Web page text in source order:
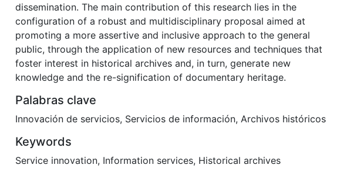
dissemination. The main contribution of this research lies in the
configuration of a robust and multidisciplinary proposal aimed at
promoting a more assertive and inclusive approach to the general
public, through the application of new resources and techniques that
foster interest in historical archives and, in turn, generate new
knowledge and the re-signification of documentary heritage.
Palabras clave
Innovación de servicios, Servicios de información, Archivos históricos
Keywords
Service innovation, Information services, Historical archives